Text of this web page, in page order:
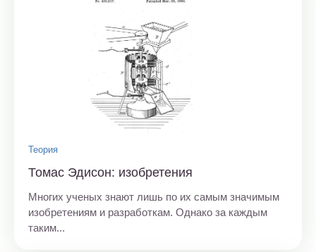
Теория
Томас Эдисон: изобретения
Многих ученых знают лишь по их самым значимым
изобретениям и разработкам. Однако за каждым
таким...